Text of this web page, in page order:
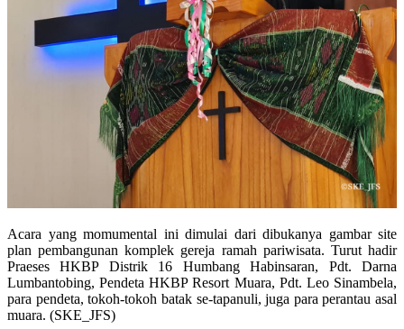
Acara yang momumental ini dimulai dari dibukanya gambar site
plan pembangunan komplek gereja ramah pariwisata. Turut hadir
Praeses HKBP Distrik 16 Humbang Habinsaran, Pdt. Darna
Lumbantobing, Pendeta HKBP Resort Muara, Pdt. Leo Sinambela,
para pendeta, tokoh-tokoh batak se-tapanuli, juga para perantau asal
muara. (SKE_JFS)